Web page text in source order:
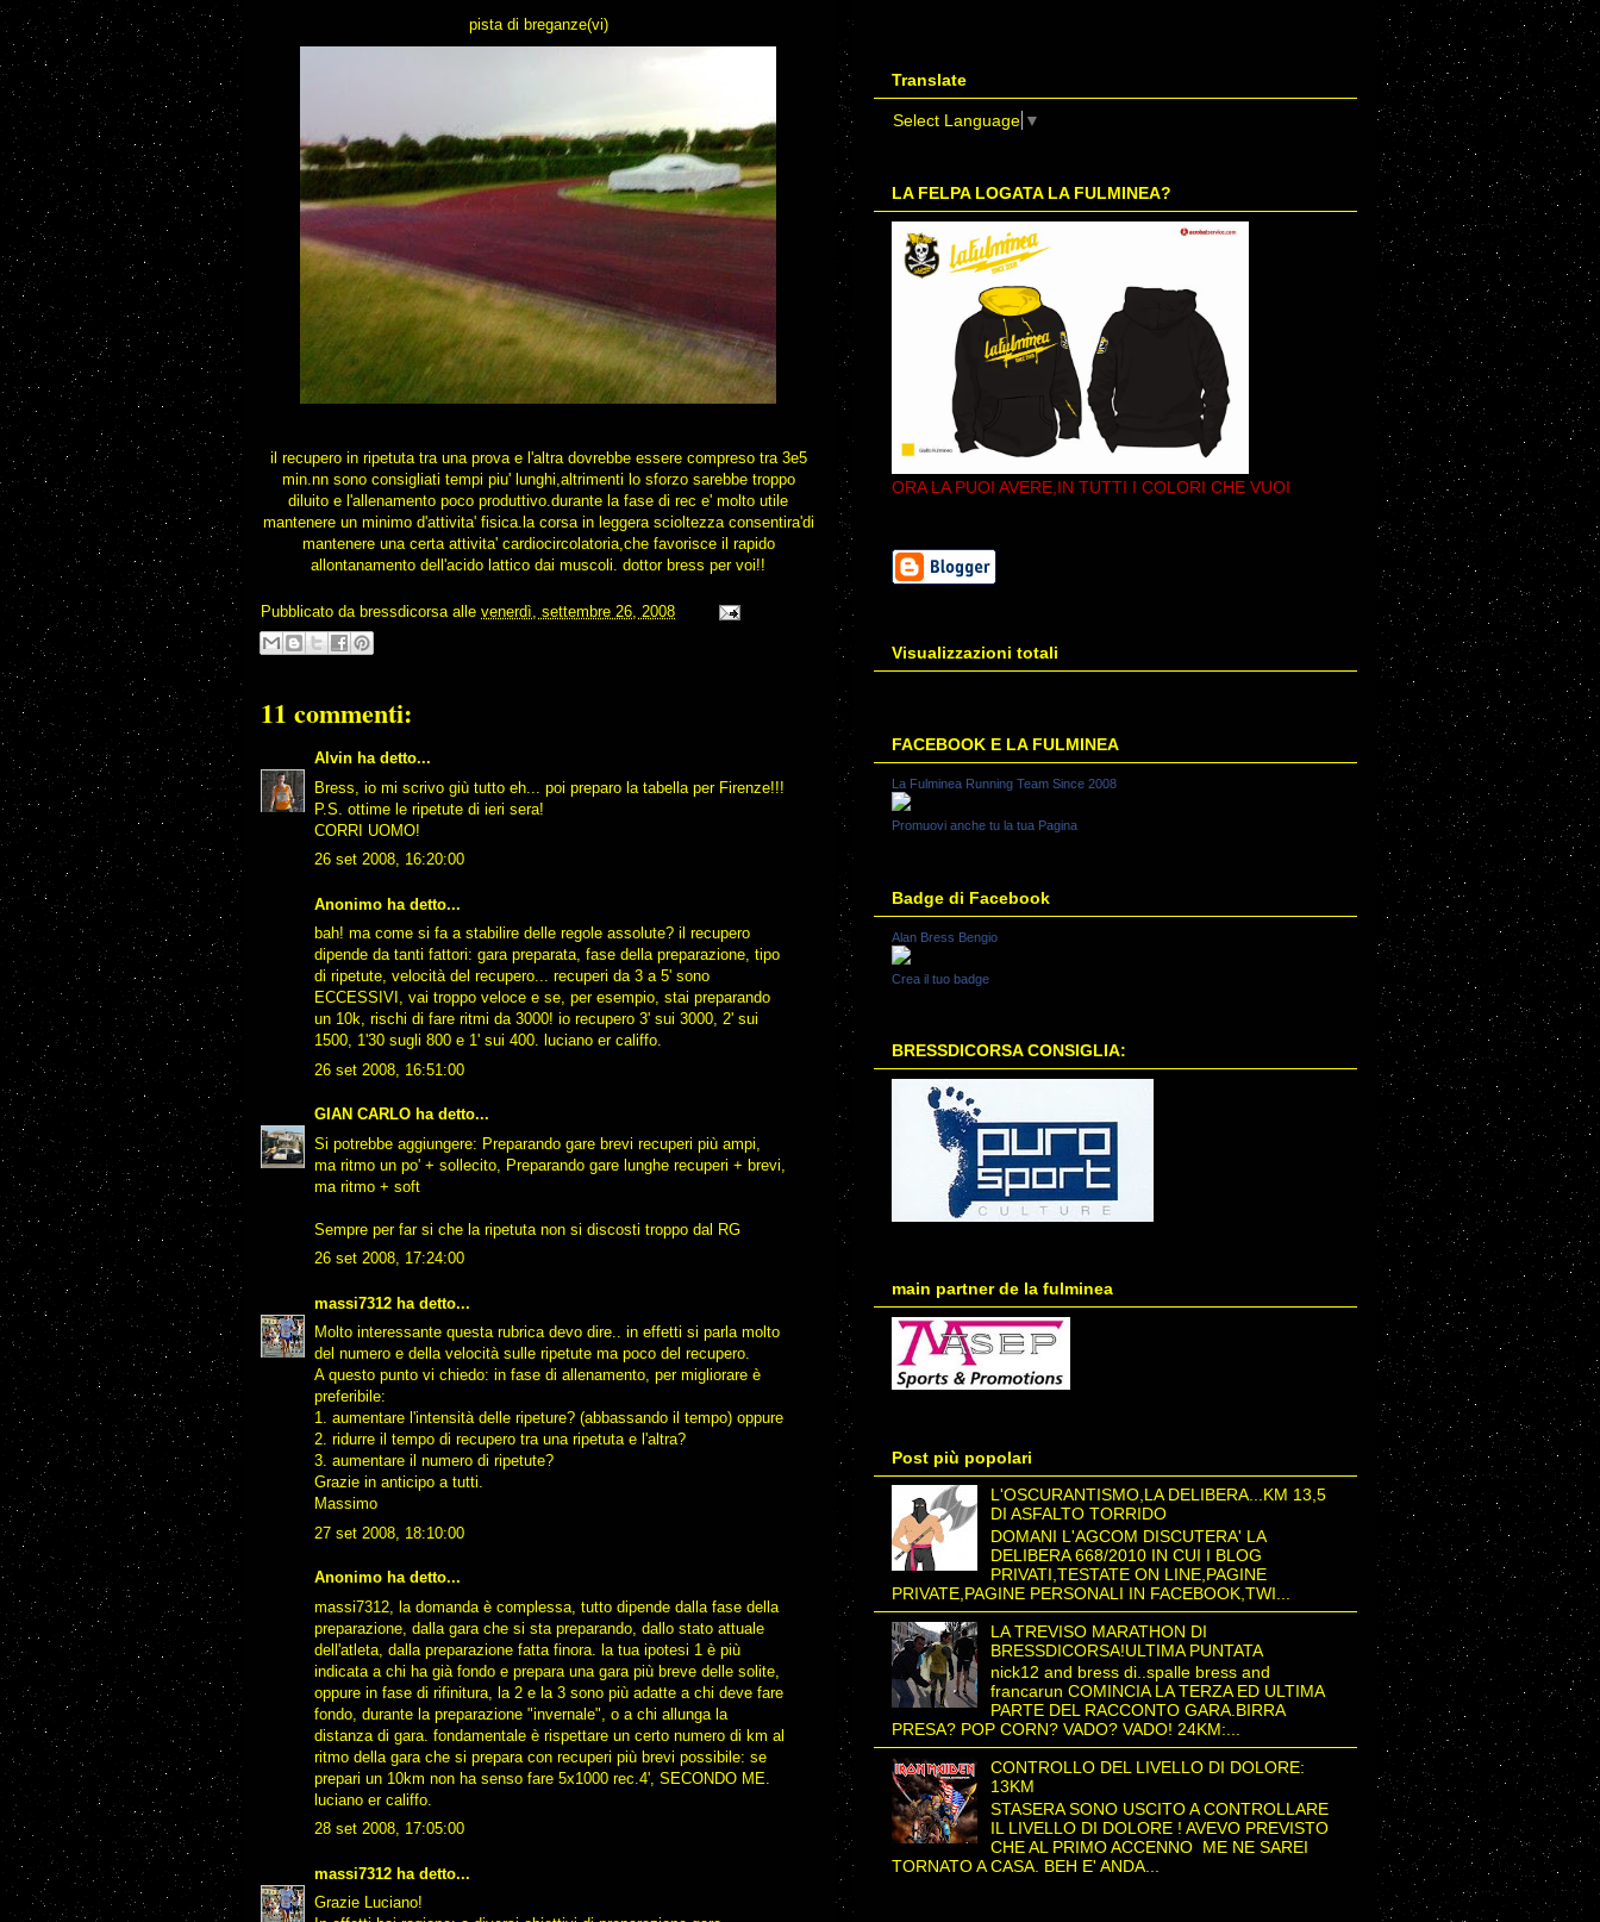
pista di breganze(vi)
il recupero in ripetuta tra una prova e l'altra dovrebbe essere compreso tra 3e5
min.nn sono consigliati tempi piu' lunghi,altrimenti lo sforzo sarebbe troppo
diluito e l'allenamento poco produttivo.durante la fase di rec e' molto utile
mantenere un minimo d'attivita' fisica.la corsa in leggera scioltezza consentira'di
mantenere una certa attivita' cardiocircolatoria,che favorisce il rapido
allontanamento dell'acido lattico dai muscoli. dottor bress per voi!!
Pubblicato da bressdicorsa alle venerdì, settembre 26, 2008
11 commenti:
Alvin ha detto...
Bress, io mi scrivo giù tutto eh... poi preparo la tabella per Firenze!!!
P.S. ottime le ripetute di ieri sera!
CORRI UOMO!
26 set 2008, 16:20:00
Anonimo ha detto...
bah! ma come si fa a stabilire delle regole assolute? il recupero
dipende da tanti fattori: gara preparata, fase della preparazione, tipo
di ripetute, velocità del recupero... recuperi da 3 a 5' sono
ECCESSIVI, vai troppo veloce e se, per esempio, stai preparando
un 10k, rischi di fare ritmi da 3000! io recupero 3' sui 3000, 2' sui
1500, 1'30 sugli 800 e 1' sui 400. luciano er califfo.
26 set 2008, 16:51:00
GIAN CARLO ha detto...
Si potrebbe aggiungere: Preparando gare brevi recuperi più ampi,
ma ritmo un po' + sollecito, Preparando gare lunghe recuperi + brevi,
ma ritmo + soft
Sempre per far si che la ripetuta non si discosti troppo dal RG
26 set 2008, 17:24:00
massi7312 ha detto...
Molto interessante questa rubrica devo dire.. in effetti si parla molto
del numero e della velocità sulle ripetute ma poco del recupero.
A questo punto vi chiedo: in fase di allenamento, per migliorare è
preferibile:
1. aumentare l'intensità delle ripeture? (abbassando il tempo) oppure
2. ridurre il tempo di recupero tra una ripetuta e l'altra?
3. aumentare il numero di ripetute?
Grazie in anticipo a tutti.
Massimo
27 set 2008, 18:10:00
Anonimo ha detto...
massi7312, la domanda è complessa, tutto dipende dalla fase della
preparazione, dalla gara che si sta preparando, dallo stato attuale
dell'atleta, dalla preparazione fatta finora. la tua ipotesi 1 è più
indicata a chi ha già fondo e prepara una gara più breve delle solite,
oppure in fase di rifinitura, la 2 e la 3 sono più adatte a chi deve fare
fondo, durante la preparazione "invernale", o a chi allunga la
distanza di gara. fondamentale è rispettare un certo numero di km al
ritmo della gara che si prepara con recuperi più brevi possibile: se
prepari un 10km non ha senso fare 5x1000 rec.4', SECONDO ME.
luciano er califfo.
28 set 2008, 17:05:00
massi7312 ha detto...
Grazie Luciano!
Translate
Select Language ▼
LA FELPA LOGATA LA FULMINEA?
ORA LA PUOI AVERE,IN TUTTI I COLORI CHE VUOI
Visualizzazioni totali
FACEBOOK E LA FULMINEA
La Fulminea Running Team Since 2008
Promuovi anche tu la tua Pagina
Badge di Facebook
Alan Bress Bengio
Crea il tuo badge
BRESSDICORSA CONSIGLIA:
main partner de la fulminea
Post più popolari
L'OSCURANTISMO,LA DELIBERA...KM 13,5
DI ASFALTO TORRIDO
DOMANI L'AGCOM DISCUTERA' LA
DELIBERA 668/2010 IN CUI I BLOG
PRIVATI,TESTATE ON LINE,PAGINE
PRIVATE,PAGINE PERSONALI IN FACEBOOK,TWI...
LA TREVISO MARATHON DI
BRESSDICORSA!ULTIMA PUNTATA
nick12 and bress di..spalle bress and
francarun COMINCIA LA TERZA ED ULTIMA
PARTE DEL RACCONTO GARA.BIRRA
PRESA? POP CORN? VADO? VADO! 24KM:...
CONTROLLO DEL LIVELLO DI DOLORE:
13KM
STASERA SONO USCITO A CONTROLLARE
IL LIVELLO DI DOLORE ! AVEVO PREVISTO
CHE AL PRIMO ACCENNO ME NE SAREI
TORNATO A CASA. BEH E' ANDA...